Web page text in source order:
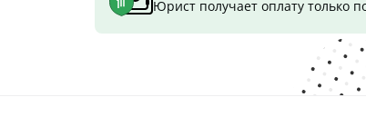
Юрист получает оплату только